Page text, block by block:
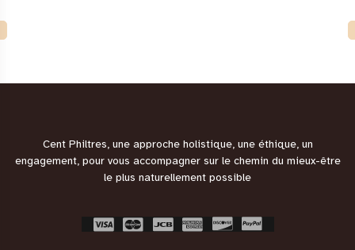
Cent Philtres, une approche holistique, une éthique, un
engagement, pour vous accompagner sur le chemin du mieux-être
le plus naturellement possible